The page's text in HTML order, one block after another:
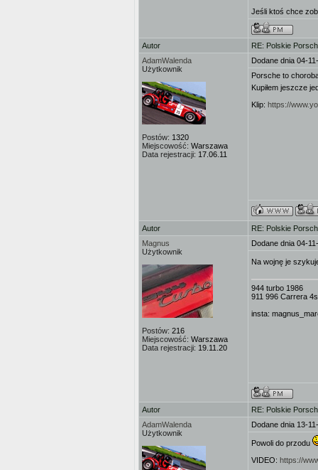
Jeśli ktoś chce
Autor
RE: Polskie
AdamWalenda
Użytkownik
Postów: 1320
Miejscowość: Warszawa
Data rejestracji: 17.06.11
Dodane dnia 04-
Porsche to
Kupiłem jeszcze
Klip: https://
Autor
RE: Polskie
Magnus
Użytkownik
Postów: 216
Miejscowość: Warszawa
Data rejestracji: 19.11.20
Dodane dnia 04-
Na wojnę je
944 turbo 1986
911 996 Carrera
insta:
Autor
RE: Polskie
AdamWalenda
Użytkownik
Dodane dnia 13-
Powoli do przodu
VIDEO: https://